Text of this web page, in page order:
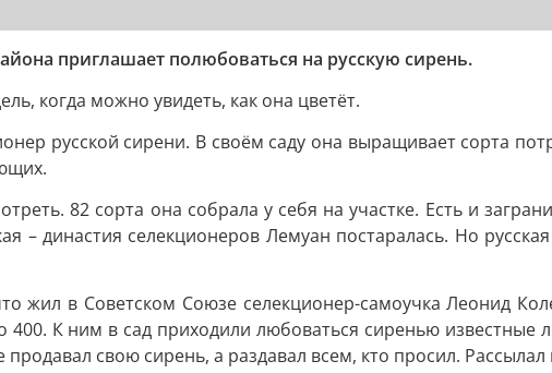
приглашает полюбоваться на русскую сирень.
когда можно увидеть, как она цветёт.
русской сирени. В своём саду она выращивает сорта
82 сорта она собрала у себя на участке. Есть и
– династия селекционеров Лемуан постаралась. Но
жил в Советском Союзе селекционер-самоучка Леонид
400. К ним в сад приходили любоваться сиренью
свою сирень, а раздавал всем, кто просил.